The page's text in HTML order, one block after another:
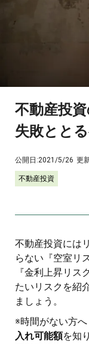
不動産投
失敗とと
公開日:2021/5/26 更
不動産投資
不動産投資には
らない『空室リ
『金利上昇リス
たいリスクを紹
ましょう。
※時間がない方
入れ可能額を知